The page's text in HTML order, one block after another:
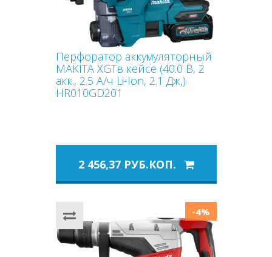
Перфоратор аккумуляторный
MAKITA XGTв кейсе (40.0 В, 2
акк., 2.5 А/ч Li-Ion, 2.1 Дж,)
HR010GD201
2 456,37 РУБ.КОП.
-4%